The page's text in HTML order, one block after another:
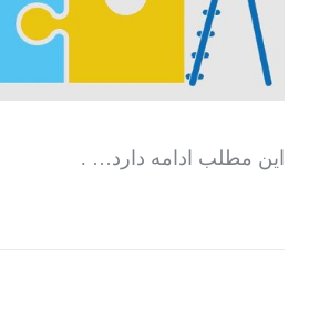
این مطلب ادامه دارد… .